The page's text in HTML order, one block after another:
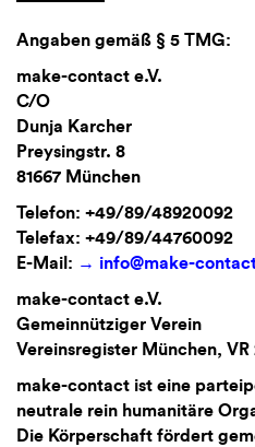
Angaben gemäß § 5 TMG:
make-contact e.V.
C/O
Dunja Karcher
Preysingstr. 8
81667 München
Telefon: +49/89/48920092
Telefax: +49/89/44760092
E-Mail:
info@make-
make-contact e.V.
Gemeinnütziger Verein
Vereinsregister München,
make-contact ist eine
neutrale rein humanitäre
Die Körperschaft fördert